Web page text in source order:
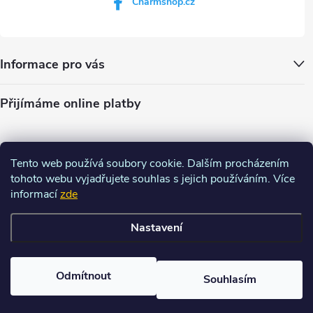
Tento web používá soubory cookie. Dalším procházením
tohoto webu vyjadřujete souhlas s jejich používáním. Více
informacízde
Nastavení
Odmítnout Souhlasím
Informace pro vás
Přijímáme online platby
nastavení cookies